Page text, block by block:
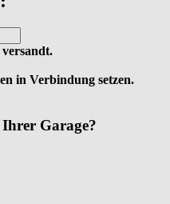
in Verbindung setzen.
Garage?